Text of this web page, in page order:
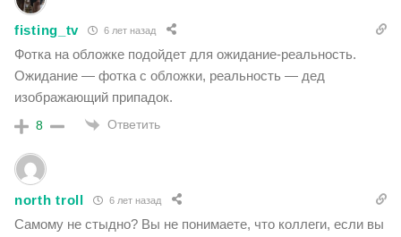
fisting_tv 6 лет назад
Фотка на обложке подойдет для ожидание-реальность.
Ожидание — фотка с обложки, реальность — дед
изображающий припадок.
8 Ответить
north troll 6 лет назад
Самому не стыдно? Вы не понимаете, что коллеги, если вы